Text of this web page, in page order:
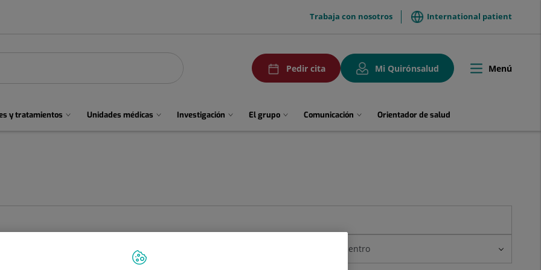
menuTop
Trabaja con nosotros International patient
menuPedirCita
Pedir cita
Mi Quirónsalud
Toggle
Menú
y tratamientos Unidades médicas Investigación El grupo Comunicación Orientador de salud